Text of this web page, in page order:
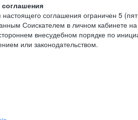
соглашения
настоящего соглашения ограничен 5
Соискателем в личном кабинете
внесудебном порядке по
или законодательством.